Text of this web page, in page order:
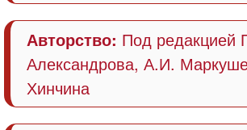
Авторство: Под редакцией
Александрова, А.И.
Хинчина